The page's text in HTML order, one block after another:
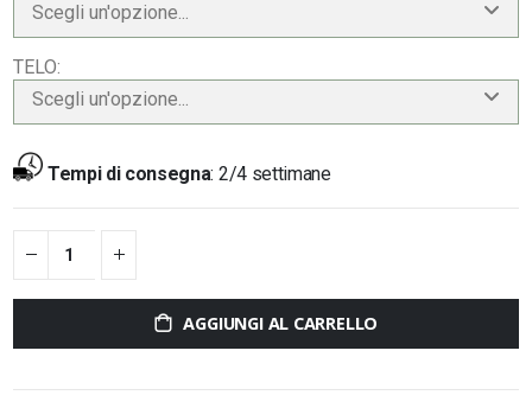
Scegli un'opzione...
TELO
Scegli un'opzione...
Tempi di consegna: 2/4 settimane
AGGIUNGI AL CARRELLO